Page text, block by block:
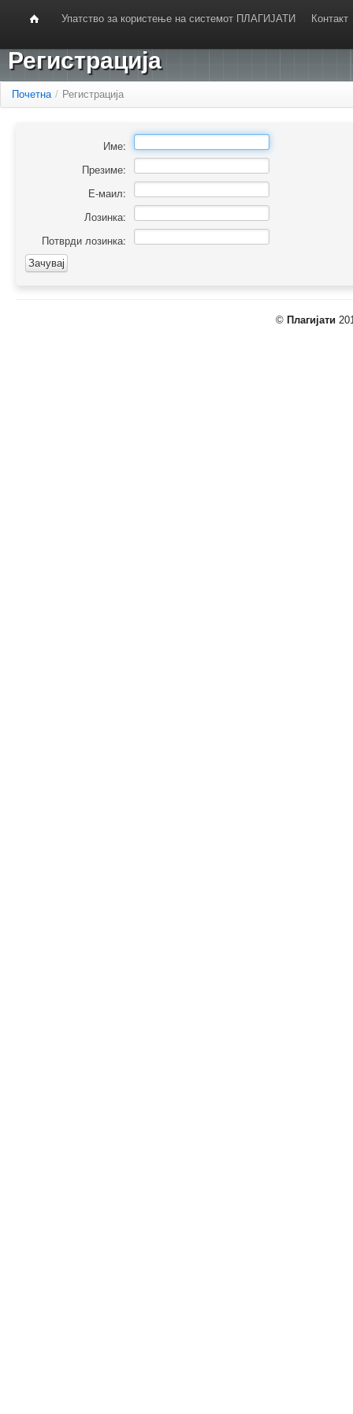
Упатство за користење на системот ПЛАГИЈАТИ Контакт
Регистрација
Почетна / Регистрација
Име:
Презиме:
Е-маил:
Лозинка:
Потврди лозинка:
© Плагијати